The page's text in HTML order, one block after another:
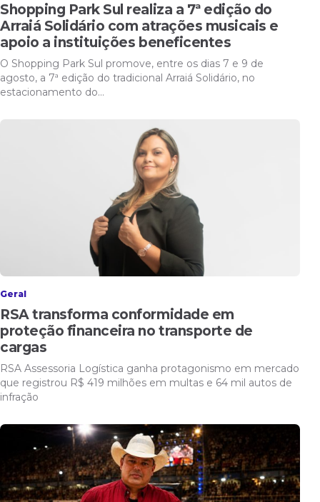
Shopping Park Sul realiza a 7ª edição do
Arraiá Solidário com atrações musicais e
apoio a instituições beneficentes
O Shopping Park Sul promove, entre os dias 7 e 9 de
agosto, a 7ª edição do tradicional Arraiá Solidário, no
estacionamento do…
Geral
RSA transforma conformidade em
proteção financeira no transporte de
cargas
RSA Assessoria Logística ganha protagonismo em mercado
que registrou R$ 419 milhões em multas e 64 mil autos de
infração